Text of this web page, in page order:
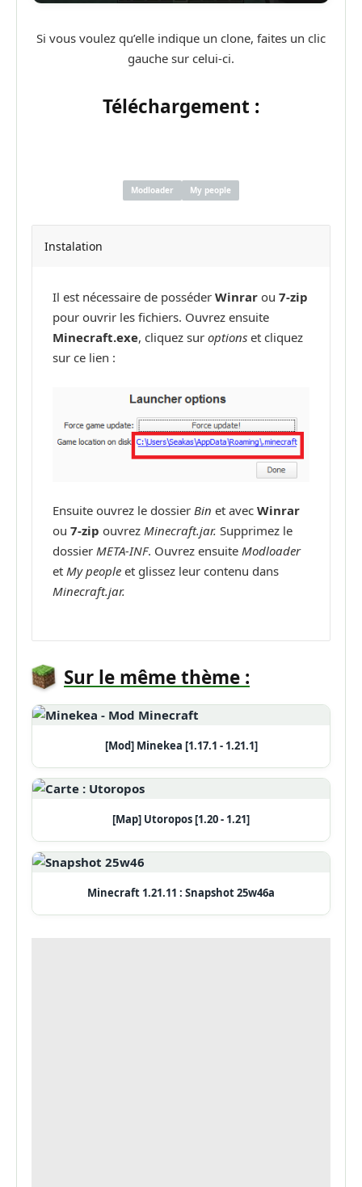
Si vous voulez qu’elle indique un clone, faites un clic
gauche sur celui-ci.
Téléchargement :
Modloader My people
Instalation
Il est nécessaire de posséder Winrar ou 7-zip
pour ouvrir les fichiers. Ouvrez ensuite
Minecraft.exe, cliquez sur options et cliquez
sur ce lien :
Ensuite ouvrez le dossier Bin et avec Winrar
ou 7-zip ouvrez Minecraft.jar. Supprimez le
dossier META-INF. Ouvrez ensuite Modloader
et My people et glissez leur contenu dans
Minecraft.jar.
Sur le même thème :
[Mod] Minekea [1.17.1 - 1.21.1]
[Map] Utoropos [1.20 - 1.21]
Minecraft 1.21.11 : Snapshot 25w46a